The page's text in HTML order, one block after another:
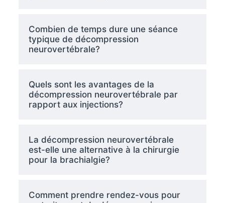
Combien de temps dure une séance
typique de décompression
neurovertébrale?
Quels sont les avantages de la
décompression neurovertébrale par
rapport aux injections?
La décompression neurovertébrale
est-elle une alternative à la chirurgie
pour la brachialgie?
Comment prendre rendez-vous pour